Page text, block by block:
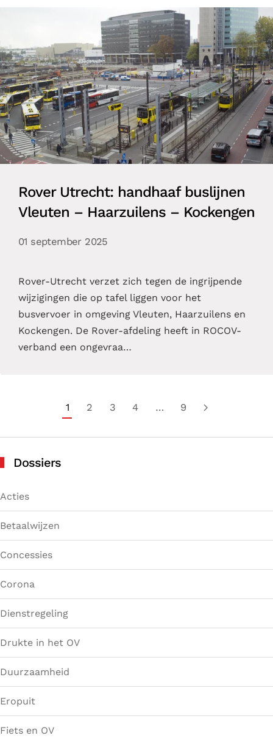
Rover Utrecht: handhaaf buslijnen
Vleuten – Haarzuilens – Kockengen
01 september 2025
Rover-Utrecht verzet zich tegen de ingrijpende
wijzigingen die op tafel liggen voor het
busvervoer in omgeving Vleuten, Haarzuilens en
Kockengen. De Rover-afdeling heeft in ROCOV-
verband een ongevraa…
1 2 3 4 … 9
Dossiers
Acties
Betaalwijzen
Concessies
Corona
Dienstregeling
Drukte in het OV
Duurzaamheid
Eropuit
Fiets en OV